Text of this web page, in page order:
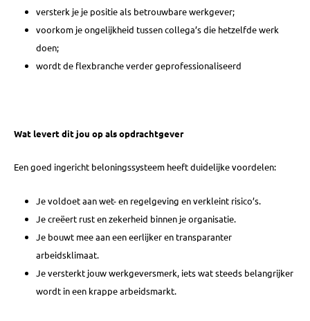
versterk je je positie als betrouwbare werkgever;
voorkom je ongelijkheid tussen collega’s die hetzelfde werk
doen;
wordt de flexbranche verder geprofessionaliseerd
Wat levert dit jou op als opdrachtgever
Een goed ingericht beloningssysteem heeft duidelijke voordelen:
Je voldoet aan wet- en regelgeving en verkleint risico’s.
Je creëert rust en zekerheid binnen je organisatie.
Je bouwt mee aan een eerlijker en transparanter
arbeidsklimaat.
Je versterkt jouw werkgeversmerk, iets wat steeds belangrijker
wordt in een krappe arbeidsmarkt.